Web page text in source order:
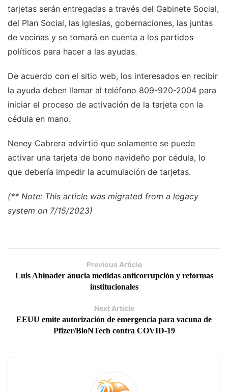
tarjetas serán entregadas a través del Gabinete Social,
del Plan Social, las iglesias, gobernaciones, las juntas
de vecinas y se tomará en cuenta a los partidos
políticos para hacer a las ayudas.
De acuerdo con el sitio web, los interesados en recibir
la ayuda deben llamar al teléfono 809-920-2004 para
iniciar el proceso de activación de la tarjeta con la
cédula en mano.
Neney Cabrera advirtió que solamente se puede
activar una tarjeta de bono navideño por cédula, lo
que debería impedir la acumulación de tarjetas.
(** Note: This article was migrated from a legacy
system on 7/15/2023)
Previous Article
Luis Abinader anucia medidas anticorrupción y reformas
institucionales
Next Article
EEUU emite autorización de emergencia para vacuna de
Pfizer/BioNTech contra COVID-19